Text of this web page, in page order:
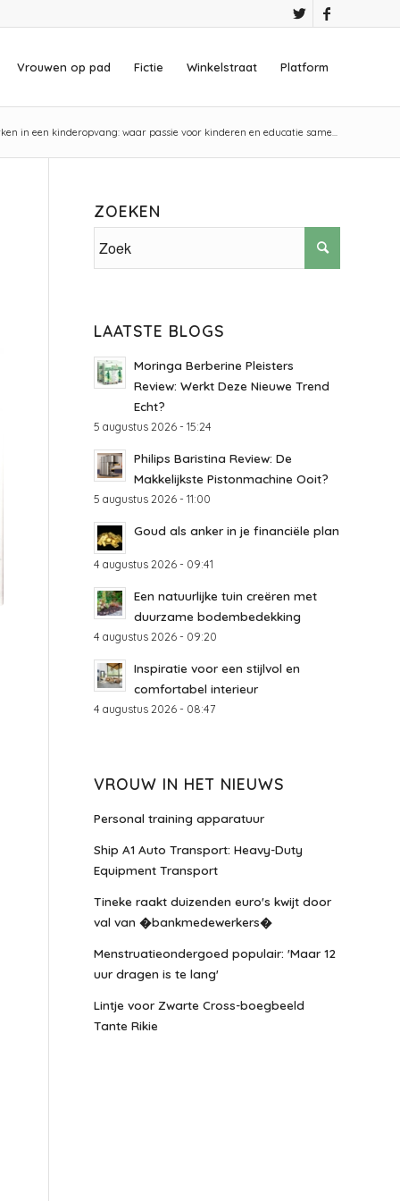
Vrouwen op pad Fictie Winkelstraat Platform
in een kinderopvang: waar passie voor kinderen en educatie same...
ZOEKEN
LAATSTE BLOGS
Moringa Berberine Pleisters
Review: Werkt Deze Nieuwe Trend
Echt?
5 augustus 2026 - 15:24
Philips Baristina Review: De
Makkelijkste Pistonmachine Ooit?
5 augustus 2026 - 11:00
Goud als anker in je financiële plan
4 augustus 2026 - 09:41
Een natuurlijke tuin creëren met
duurzame bodembedekking
4 augustus 2026 - 09:20
Inspiratie voor een stijlvol en
comfortabel interieur
4 augustus 2026 - 08:47
VROUW IN HET NIEUWS
Personal training apparatuur
Ship A1 Auto Transport: Heavy-Duty
Equipment Transport
Tineke raakt duizenden euro's kwijt door
val van �bankmedewerkers�
Menstruatieondergoed populair: 'Maar 12
uur dragen is te lang'
Lintje voor Zwarte Cross-boegbeeld
Tante Rikie